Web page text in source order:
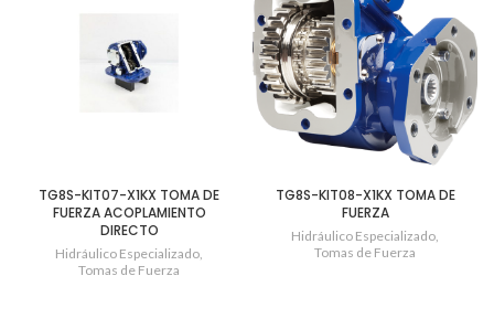
TG8S-KIT07-X1KX TOMA DE
FUERZA ACOPLAMIENTO
DIRECTO
Hidráulico Especializado
Tomas de Fuerza
TG8S-KIT08-X1KX TOMA DE
FUERZA
Hidráulico Especializado
Tomas de Fuerza